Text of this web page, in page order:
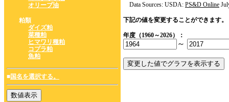
オリーブ油
粕類
ダイズ粕
菜種粕
ヒマワリ種粕
コプラ粕
魚粕
■国名を選択する。
Data Sources: USDA: PS&D Online
下記の値を変更することができます。
年度（1960～2026）：
～